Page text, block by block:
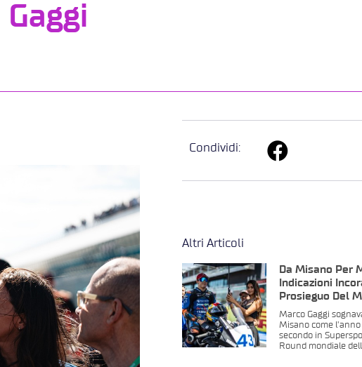
Gaggi
Condividi:
Altri Articoli
Da Misano Per
Indicazioni
Prosieguo Del
Marco Gaggi
Misano come
secondo in
Round mondiale